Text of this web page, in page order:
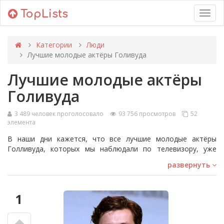
TopLists
Категории
Люди
Лучшие молодые актёры Голивуда
Лучшие молодые актёры
Голивуда
3 489 человек проголосовало 93 756 просмотров
52
элемента
В наши дни кажется, что все лучшие молодые актёры
Голливуда, которых мы наблюдали по телевизору, уже
Так какие же актёры младше 25 лет заменят старых
фаворитов, вроде Гарри Стайлза или Джордана Фишера? У
нас вы найдёте список лучших актёров до 25 лет: от звезды
сериала «Детство Шелдона» до части актёрского состава
«Бесстыжих». Вы наверняка узнаете многих из них, ведь
несмотря на их юный возраст, они уже популярны у
развернуть
1